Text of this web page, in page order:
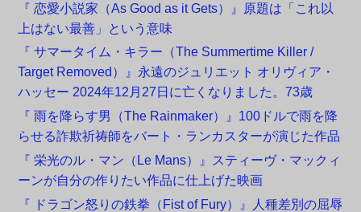
『 恋愛小説家（As Good as it Gets）』原題は「これ以
上はない最善」という意味
『 サマータイム・キラー（The Summertime Killer /
Target Removed）』永遠のジュリエット オリヴィア・
ハッセー 2024年12月27日に亡くなりました。73歳
『 雨を降らす男（The Rainmaker）』100ドルで雨を降
らせる詐欺祈祷師をバート・ランカスターが演じた作品
『 栄光のル・マン（Le Mans）』スティーヴ・マックィ
ーンが自分の作りたい作品に仕上げた映画
『 ドラゴン怒りの鉄拳（Fist of Fury）』人種差別の屈辱